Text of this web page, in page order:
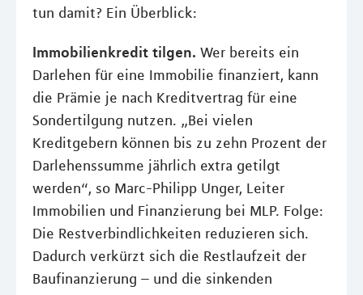
tun damit? Ein Überblick:
Immobilienkredit tilgen. Wer bereits ein
Darlehen für eine Immobilie finanziert, kann
die Prämie je nach Kreditvertrag für eine
Sondertilgung nutzen. „Bei vielen
Kreditgebern können bis zu zehn Prozent der
Darlehenssumme jährlich extra getilgt
werden“, so Marc-Philipp Unger, Leiter
Immobilien und Finanzierung bei MLP. Folge:
Die Restverbindlichkeiten reduzieren sich.
Dadurch verkürzt sich die Restlaufzeit der
Baufinanzierung – und die sinkenden